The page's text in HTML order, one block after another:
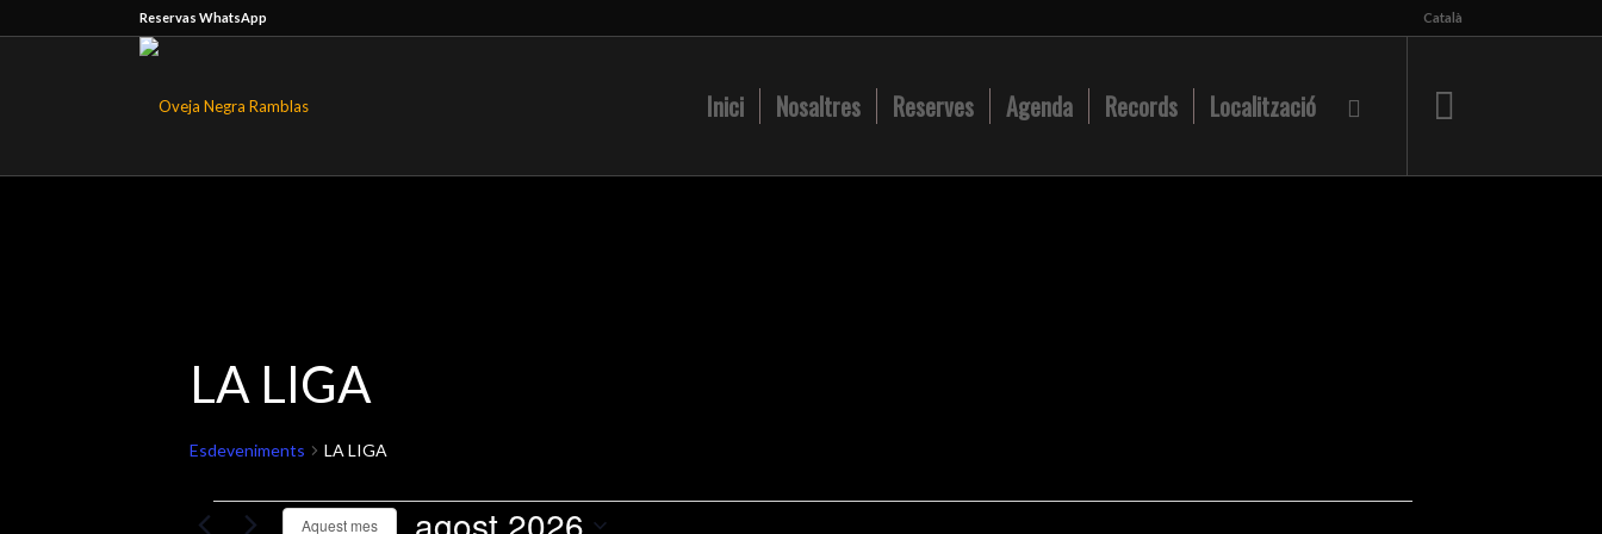
Català
Reservas WhatsApp
Inici Nosaltres Reserves Agenda Records Localització
LA LIGA
Esdeveniments LA LIGA
Aquest mes agost 2026